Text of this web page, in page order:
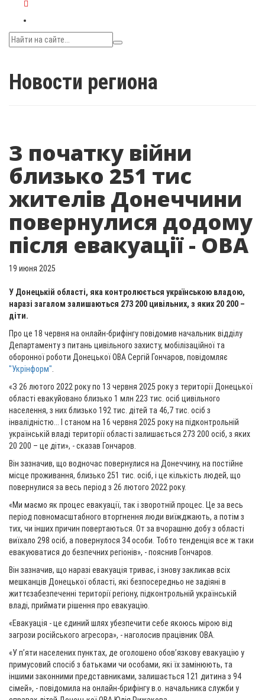
Новости региона
З початку війни
близько 251 тис
жителів Донеччини
повернулися додому
після евакуації - ОВА
19 июня 2025
У Донецькій області, яка контролюється українською владою,
наразі загалом залишаються 273 200 цивільних, з яких 20 200 –
діти.
Про це 18 червня на онлайн-брифінгу повідомив начальник відділу
Департаменту з питань цивільного захисту, мобілізаційної та
оборонної роботи Донецької ОВА Сергій Гончаров, повідомляє
"Укрінформ"
«З 26 лютого 2022 року по 13 червня 2025 року з території Донецької
області евакуйовано близько 1 млн 223 тис. осіб цивільного
населення, з них близько 192 тис. дітей та 46,7 тис. осіб з
інвалідністю... І станом на 16 червня 2025 року на підконтрольній
українській владі території області залишається 273 200 осіб, з яких
20 200 – це діти», - сказав Гончаров.
Він зазначив, що водночас повернулися на Донеччину, на постійне
місце проживання, близько 251 тис. осіб, і це кількість людей, що
повернулися за весь період з 26 лютого 2022 року.
«Ми маємо як процес евакуації, так і зворотній процес. Це за весь
період повномасштабного вторгнення люди виїжджають, а потім з
тих, чи інших причин повертаються. От за вчорашню добу з області
виїхало 298 осіб, а повернулося 34 особи. Тобто тенденція все ж таки
евакуюватися до безпечних регіонів», - пояснив Гончаров.
Він зазначив, що наразі евакуація триває, і знову закликав всіх
мешканців Донецької області, які безпосередньо не задіяні в
життєзабезпеченні території регіону, підконтрольній українській
владі, приймати рішення про евакуацію.
«Евакуація - це єдиний шлях убезпечити себе якоюсь мірою від
загрози російського агресора», - наголосив працівник ОВА.
«У п’яти населених пунктах, де оголошено обов’язкову евакуацію у
примусовий спосіб з батьками чи особами, які їх замінюють, та
іншими законними представниками, залишається 121 дитина з 94
сімей», - повідомила на онлайн-брифінгу в.о. начальника служби у